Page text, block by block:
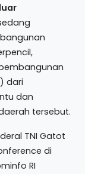
dari
dan
tersebut.
TNI Gatot
di
RI